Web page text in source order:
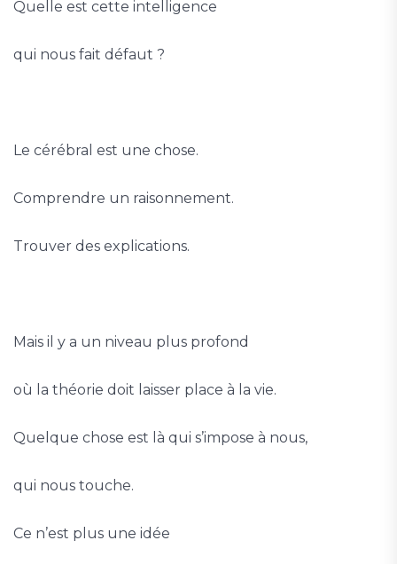
Quelle est cette intelligence
qui nous fait défaut ?
Le cérébral est une chose.
Comprendre un raisonnement.
Trouver des explications.
Mais il y a un niveau plus profond
où la théorie doit laisser place à la vie.
Quelque chose est là qui s’impose à nous,
qui nous touche.
Ce n’est plus une idée